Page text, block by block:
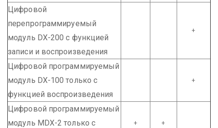
Цифровой
перепрограммируемый
модуль DX-200 с функцией
записи и воспроизведения
+
Цифровой программируемый
модуль DX-100 только с
функцией воспроизведения
+
Цифровой программируемый
модуль MDX-2 только с
+ +